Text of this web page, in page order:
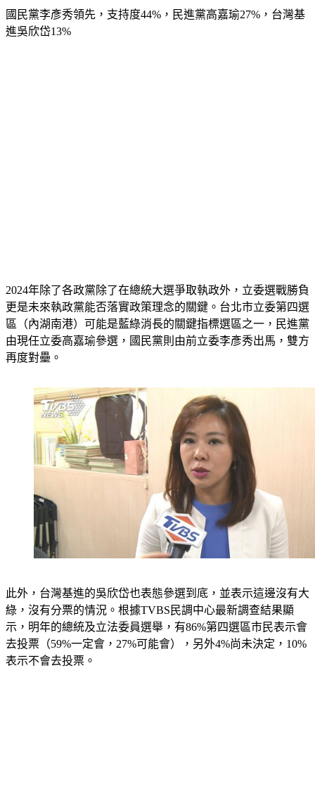
國民黨李彥秀領先，支持度44%，民進黨高嘉瑜27%，台灣基
進吳欣岱13%
2024年除了各政黨除了在總統大選爭取執政外，立委選戰勝負
更是未來執政黨能否落實政策理念的關鍵。台北市立委第四選
區（內湖南港）可能是藍綠消長的關鍵指標選區之一，民進黨
由現任立委高嘉瑜參選，國民黨則由前立委李彥秀出馬，雙方
再度對壘。
此外，台灣基進的吳欣岱也表態參選到底，並表示這邊沒有大
綠，沒有分票的情況。根據TVBS民調中心最新調查結果顯
示，明年的總統及立法委員選舉，有86%第四選區市民表示會
去投票（59%一定會，27%可能會），另外4%尚未決定，10%
表示不會去投票。